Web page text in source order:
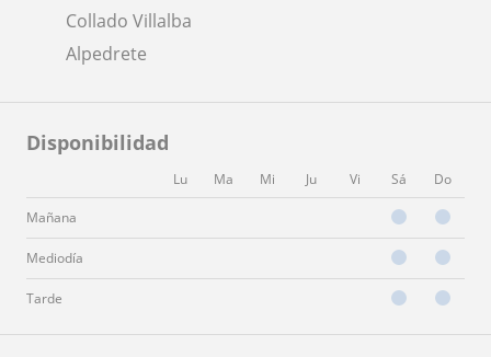
Collado Villalba
Alpedrete
Disponibilidad
Lu Ma Mi Ju Vi Sá Do
Mañana
Mediodía
Tarde